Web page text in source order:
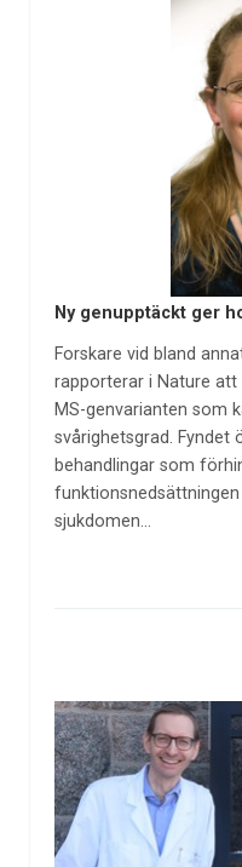
Ny genupptäckt ger
Forskare vid bland
rapporterar i Nature
MS-genvarianten som
svårighetsgrad. Fyndet
behandlingar som
sjukdomen…